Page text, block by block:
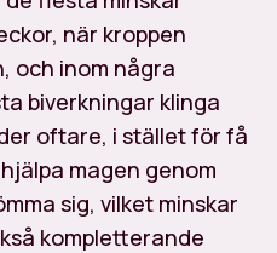
när kroppen
och inom några
biverkningar klinga
oftare, i stället för få
magen genom
sig, vilket minskar
kompletterande